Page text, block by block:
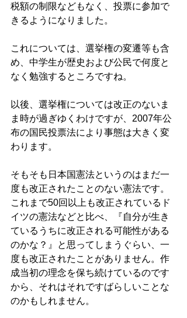
税額の制限などもなく、投票に参加で
きるようになりました。
これについては、選挙権の変遷等も含
め、中学生が歴史および公民で何度と
なく勉強するところですね。
以後、選挙権については改正のないま
ま時が過ぎゆくわけですが、2007年公
布の国民投票法により事態は大きく変
わります。
そもそも日本国憲法というのはまだ一
度も改正されたことのない憲法です。
これまで50回以上も改正されているド
イツの憲法などと比べ、『自分が生き
ているうちに改正される可能性がある
のかな？』と思ってしまうぐらい、一
度も改正されたことがありません。作
成当初の理念を保ち続けているのです
から、それはそれですばらしいことな
のかもしれません。